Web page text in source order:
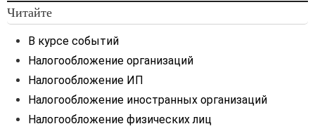
Читайте
В курсе событий
Налогообложение организаций
Налогообложение ИП
Налогообложение иностранных организаций
Налогообложение физических лиц